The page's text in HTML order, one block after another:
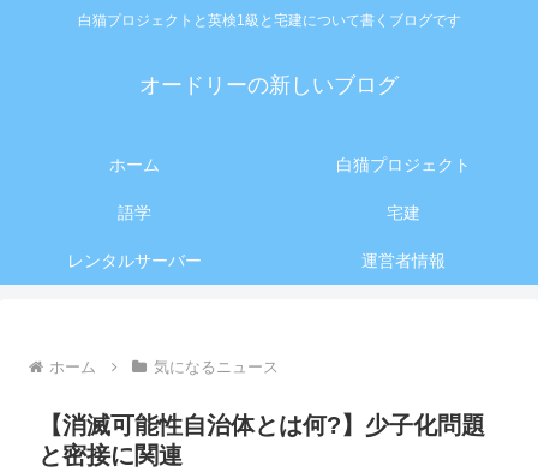
白猫プロジェクトと英検1級と宅建について書くブログです
オードリーの新しいブログ
ホーム 白猫プロジェクト
語学 宅建
レンタルサーバー 運営者情報
ホーム 気になるニュース
【消滅可能性自治体とは何?】少子化問題
と密接に関連